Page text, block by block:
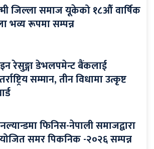
जिल्ला समाज यूकेको १८औँ वार्षिक
भव्य रूपमा सम्पन्न
रेसुङ्गा डेभलपमेन्ट बैंकलाई
सम्मान, तीन विधामा उत्कृष्ट
फिनिस-नेपाली समाजद्वारा
समर पिकनिक -२०२६ सम्पन्न